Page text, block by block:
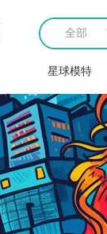
星球模特